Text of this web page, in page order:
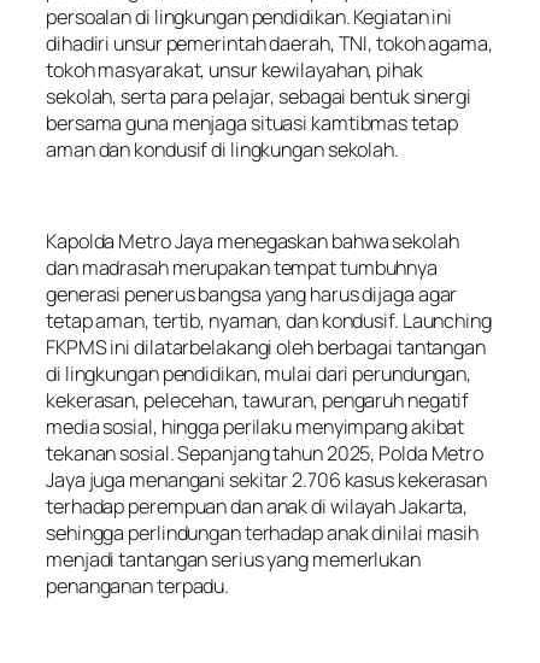
persoalan di lingkungan pendidikan. Kegiatan ini
dihadiri unsur pemerintah daerah, TNI, tokoh agama,
tokoh masyarakat, unsur kewilayahan, pihak
sekolah, serta para pelajar, sebagai bentuk sinergi
bersama guna menjaga situasi kamtibmas tetap
aman dan kondusif di lingkungan sekolah.
Kapolda Metro Jaya menegaskan bahwa sekolah
dan madrasah merupakan tempat tumbuhnya
generasi penerus bangsa yang harus dijaga agar
tetap aman, tertib, nyaman, dan kondusif. Launching
FKPMS ini dilatarbelakangi oleh berbagai tantangan
di lingkungan pendidikan, mulai dari perundungan,
kekerasan, pelecehan, tawuran, pengaruh negatif
media sosial, hingga perilaku menyimpang akibat
tekanan sosial. Sepanjang tahun 2025, Polda Metro
Jaya juga menangani sekitar 2.706 kasus kekerasan
terhadap perempuan dan anak di wilayah Jakarta,
sehingga perlindungan terhadap anak dinilai masih
menjadi tantangan serius yang memerlukan
penanganan terpadu.